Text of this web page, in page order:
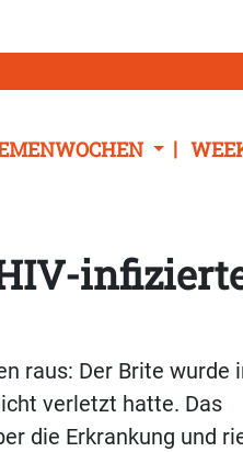
raus: Der Brite wurde
verletzt hatte. Das
die Erkrankung und